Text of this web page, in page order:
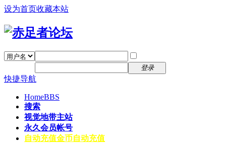
设为首页收藏本站
登录
快捷导航
HomeBBS
搜索
视觉地带主站
永久会员帐号
自动充值金币自动充值